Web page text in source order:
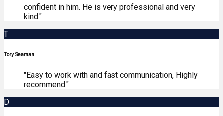
confident in him. He is very professional and very
kind."
T
Tory Seaman
"Easy to work with and fast communication, Highly
recommend."
D